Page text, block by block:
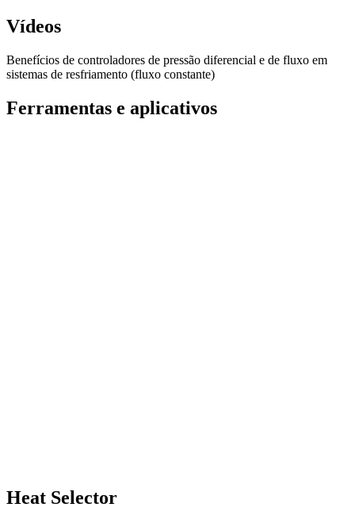
Vídeos
Benefícios de controladores de pressão diferencial e de fluxo em
sistemas de resfriamento (fluxo constante)
Ferramentas e aplicativos
Heat Selector